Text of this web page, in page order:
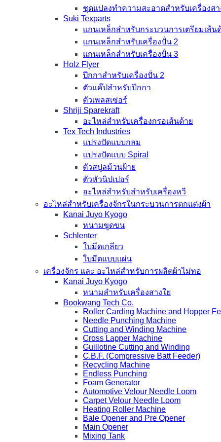
ชุดแปลงทำความสะอาดสำหรับเครื่องสา
Suki Texparts
แกนเหล็กสำหรับกระบวนการเตรียมเส้น
แกนเหล็กสำหรับเครื่องปั่น 2
แกนเหล็กสำหรับเครื่องปั่น 3
Holz Flyer
ปีกกาสำหรับเครื่องปั่น 2
ตัวแค๊ปสำหรับปีกกา
ตัวเพลสเซ่อร์
Shriji Sparekraft
อะไหล่สำหรับเครื่องกรอเส้นด้าย
Tex Tech Industries
แปรงปัดแบบกลม
แปรงปัดแบบ Spiral
ตัวสปูลม้วนฝ้าย
ตัวหัวนิปเปอร์
อะไหล่สำหรับสำหรับเครื่องหวี
อะไหล่สำหรับเครื่องจักรในกระบวนการตกแต่งผ้า
Kanai Juyo Kyogo
หนามขูดขน
Schlenter
ใบมีดเกลียว
ใบมีดแบบแผ่น
เครื่องจักร และ อะไหล่สำหรับการผลิตผ้าไม่ทอ
Kanai Juyo Kyogo
หนามสำหรับเครื่องสางใย
Bookwang Tech Co.
Roller Carding Machine and Hopper
Needle Punching Machine
Cutting and Winding Machine
Cross Lapper Machine
Guillotine Cutting and Winding
C.B.F. (Compressive Batt Feeder)
Recycling Machine
Endless Punching
Foam Generator
Automotive Velour Needle Loom
Carpet Velour Needle Loom
Heating Roller Machine
Bale Opener and Pre Opener
Main Opener
Mixing Tank